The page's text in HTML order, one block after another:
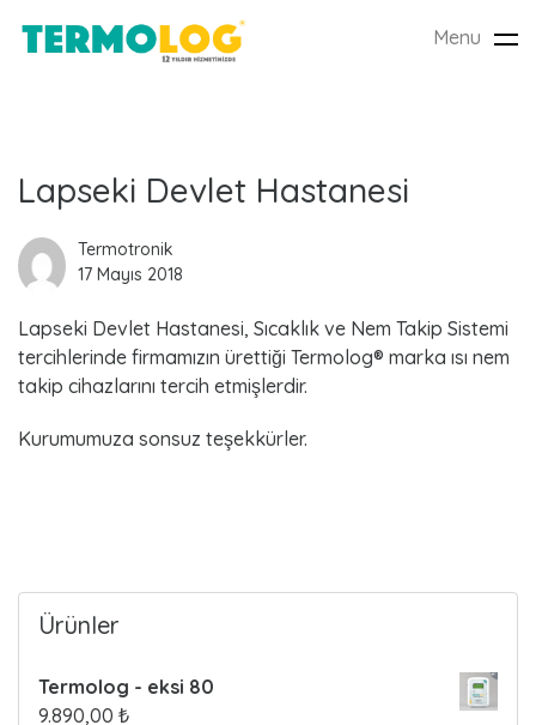
Menu
L
a
t
e
s
t
s
Lapseki Devlet Hastanesi
Termotronik
17 Mayıs 2018
Lapseki Devlet Hastanesi, Sıcaklık ve Nem Takip Sistemi
tercihlerinde firmamızın ürettiği Termolog® marka ısı nem
takip cihazlarını tercih etmişlerdir.
Kurumumuza sonsuz teşekkürler.
Ürünler
Termolog - eksi 80
9.890,00 ₺